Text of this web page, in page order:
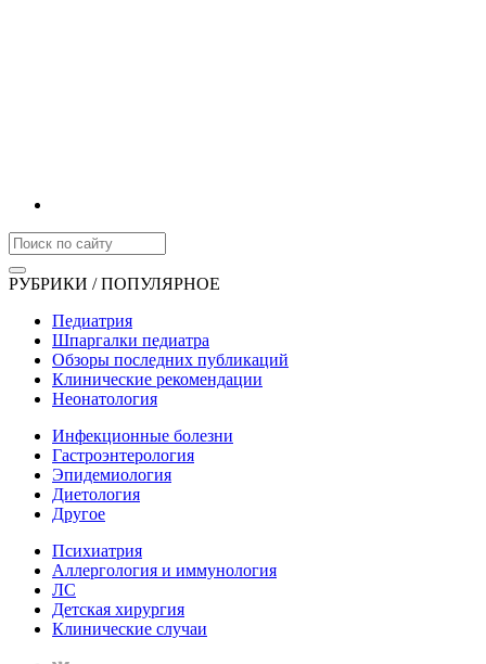
РУБРИКИ / ПОПУЛЯРНОЕ
Педиатрия
Шпаргалки педиатра
Обзоры последних публикаций
Клинические рекомендации
Неонатология
Инфекционные болезни
Гастроэнтерология
Эпидемиология
Диетология
Другое
Психиатрия
Аллергология и иммунология
ЛС
Детская хирургия
Клинические случаи